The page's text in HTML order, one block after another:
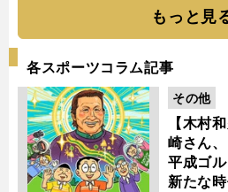
もっと見
各スポーツコラム記事
【木村
崎さん
平成ゴ
新たな
その他